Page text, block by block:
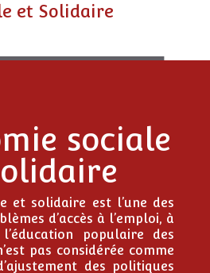
e et Solidaire
sociale
et solidaire est l’une des
d’accès à l’emploi, à
populaire des
pas considérée comme
des politiques